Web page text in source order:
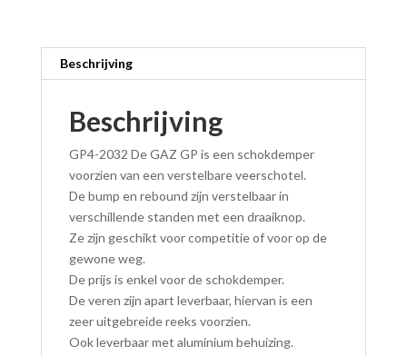
Beschrijving
Beschrijving
GP4-2032 De GAZ GP is een schokdemper
voorzien van een verstelbare veerschotel.
De bump en rebound zijn verstelbaar in
verschillende standen met een draaiknop.
Ze zijn geschikt voor competitie of voor op de
gewone weg.
De prijs is enkel voor de schokdemper.
De veren zijn apart leverbaar, hiervan is een
zeer uitgebreide reeks voorzien.
Ook leverbaar met aluminium behuizing.